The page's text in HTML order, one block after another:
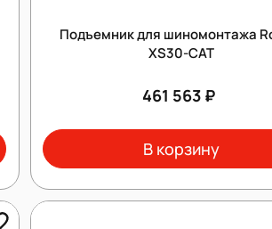
Подъемник для шиномонтажа
XS30-CAT
461 563 ₽
В корзину